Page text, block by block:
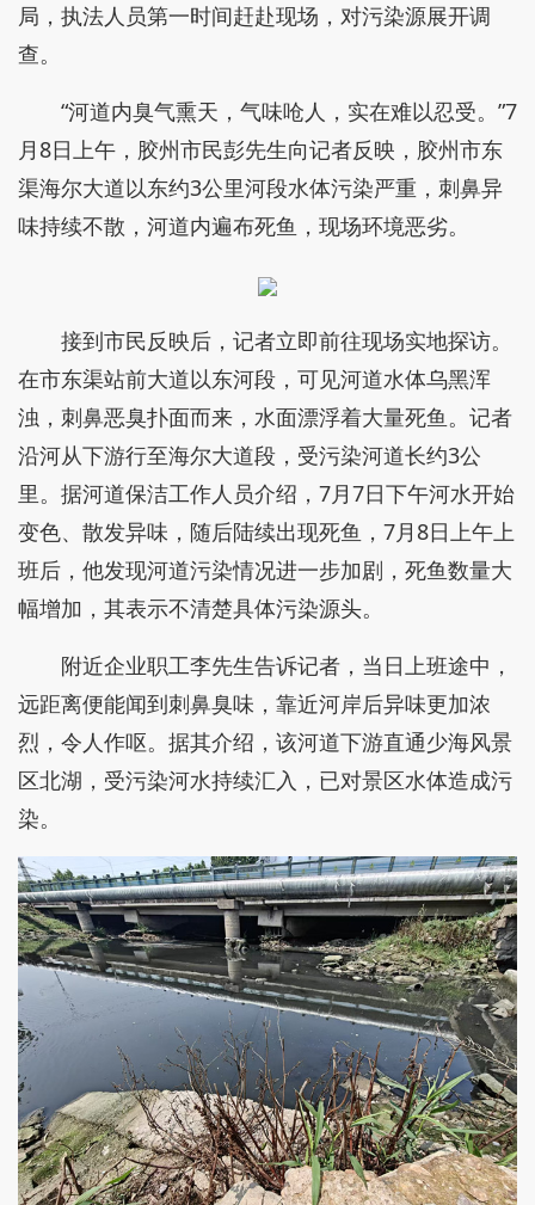
局，执法人员第一时间赶赴现场，对污染源展开调
查。
“河道内臭气熏天，气味呛人，实在难以忍受。”7
月8日上午，胶州市民彭先生向记者反映，胶州市东
渠海尔大道以东约3公里河段水体污染严重，刺鼻异
味持续不散，河道内遍布死鱼，现场环境恶劣。
接到市民反映后，记者立即前往现场实地探访。
在市东渠站前大道以东河段，可见河道水体乌黑浑
浊，刺鼻恶臭扑面而来，水面漂浮着大量死鱼。记者
沿河从下游行至海尔大道段，受污染河道长约3公
里。据河道保洁工作人员介绍，7月7日下午河水开始
变色、散发异味，随后陆续出现死鱼，7月8日上午上
班后，他发现河道污染情况进一步加剧，死鱼数量大
幅增加，其表示不清楚具体污染源头。
附近企业职工李先生告诉记者，当日上班途中，
远距离便能闻到刺鼻臭味，靠近河岸后异味更加浓
烈，令人作呕。据其介绍，该河道下游直通少海风景
区北湖，受污染河水持续汇入，已对景区水体造成污
染。